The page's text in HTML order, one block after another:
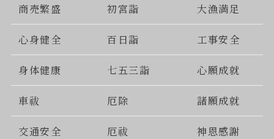
商売繁盛 初宮詣 大漁満足
心身健全 百日詣 工事安全
身体健康 七五三詣 心願成就
車祓 厄除 諸願成就
交通安全 厄祓 神恩感謝